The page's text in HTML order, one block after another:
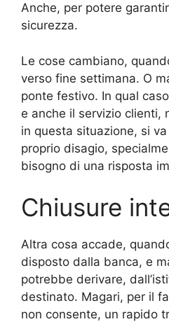
Anche, per potere
sicurezza.
Le cose cambiano,
verso fine settimana. O
ponte festivo. In qual
e anche il servizio clienti,
in questa situazione, si
proprio disagio,
bisogno di una risposta
Chiusure
Altra cosa accade,
disposto dalla banca, e
potrebbe derivare,
destinato. Magari, per il
non consente, un rapido